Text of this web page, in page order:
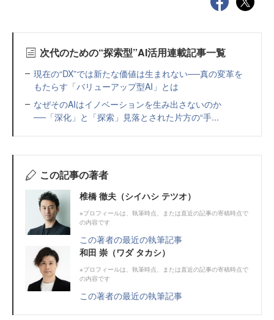
次代のための“探索型”AI活用連載記事一覧
現在の“DX”では新たな価値は生まれない──真の変革を
もたらす「バリューアップ型AI」とは
なぜそのAIはイノベーションを生み出さないのか
──「深化」と「探索」見落とされた片方の“手...
この記事の著者
椎橋 徹夫（シイハシ テツオ）
※プロフィールは、執筆時点、または直近の記事の寄稿時点で
の内容です
この著者の最近の執筆記事
和田 崇（ワダ タカシ）
※プロフィールは、執筆時点、または直近の記事の寄稿時点で
の内容です
この著者の最近の執筆記事